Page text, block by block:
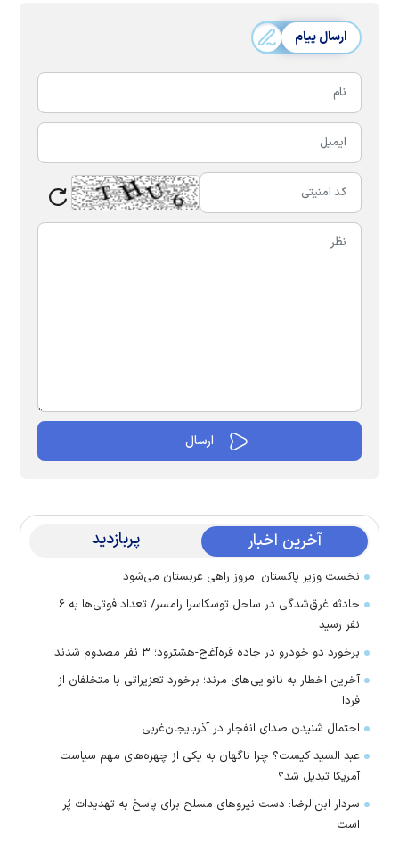
ارسال پیام
آخرین اخبار پربازدید
نخست وزیر پاکستان امروز راهی عربستان می‌شود
حادثه غرق‌شدگی در ساحل توسکاسرا رامسر/ تعداد فوتی‌ها به ۶
نفر رسید
برخورد دو خودرو در جاده قره‌آغاج-هشترود؛ ۳ نفر مصدوم شدند
آخرین اخطار به نانوایی‌های مرند؛ برخورد تعزیراتی با متخلفان از
فردا
احتمال شنیدن صدای انفجار در آذربایجان‌غربی
عبد السید کیست؟ چرا ناگهان به یکی از چهره‌های مهم سیاست
آمریکا تبدیل شد؟
سردار ابن‌الرضا: دست نیرو‌های مسلح برای پاسخ به تهدیدات پُر
است